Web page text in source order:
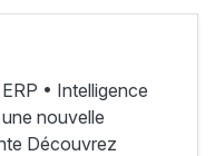
• Intelligence
nouvelle
Découvrez